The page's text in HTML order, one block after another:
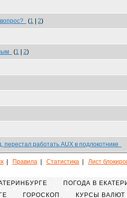
(1 2)
(1 2)
работать AUX в подлокотнике
Правила Статистика Лист
ПОГОДА В
ГОРОСКОП КУРСЫ ВАЛЮТ